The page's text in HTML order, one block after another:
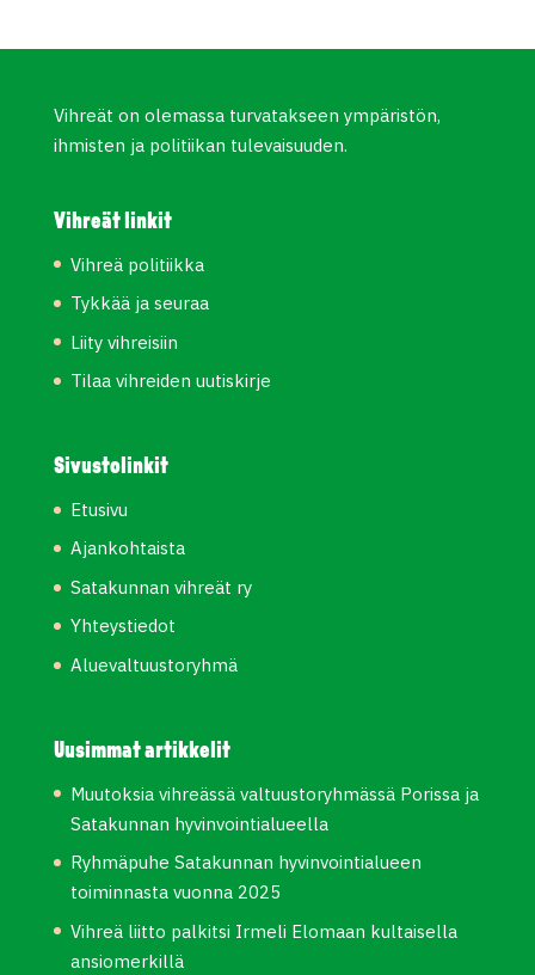
Vihreät on olemassa turvatakseen ympäristön,
ihmisten ja politiikan tulevaisuuden.
Vihreät linkit
Vihreä politiikka
Tykkää ja seuraa
Liity vihreisiin
Tilaa vihreiden uutiskirje
Sivustolinkit
Etusivu
Ajankohtaista
Satakunnan vihreät ry
Yhteystiedot
Aluevaltuustoryhmä
Uusimmat artikkelit
Muutoksia vihreässä valtuustoryhmässä Porissa ja
Satakunnan hyvinvointialueella
Ryhmäpuhe Satakunnan hyvinvointialueen
toiminnasta vuonna 2025
Vihreä liitto palkitsi Irmeli Elomaan kultaisella
ansiomerkillä